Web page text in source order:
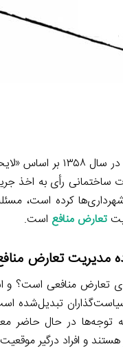
کرده است،
تعارض منافع است.
مدیریت تعارض
انواع و موقعیت‌های تعارض
سیاست‌گذاران
در حال حاضر
و افراد درگیر